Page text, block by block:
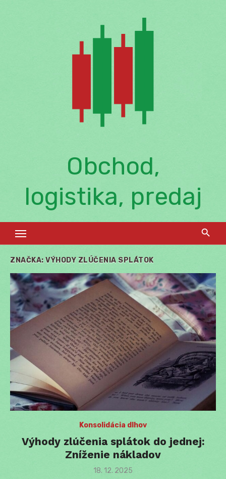
Obchod,
logistika, predaj
ZNAČKA: VÝHODY ZLÚČENIA SPLÁTOK
Konsolidácia dlhov
Výhody zlúčenia splátok do jednej:
Zníženie nákladov
Posted
18. 12. 2025